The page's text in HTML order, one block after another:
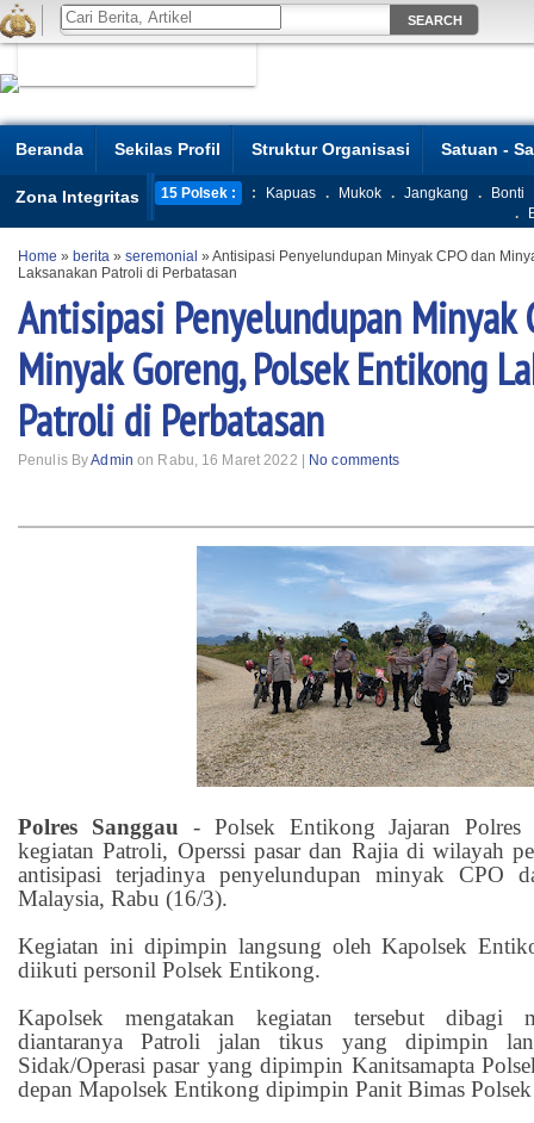
Beranda Sekilas Profil Struktur Organisasi Satuan -
Zona Integritas 15 Polsek : : Kapuas . Mukok . Jangkang .
Bonti
.
Home » berita » seremonial » Antisipasi Penyelundupan Minyak CPO dan
Laksanakan Patroli di Perbatasan
Antisipasi Penyelundupan Minyak
Minyak Goreng, Polsek Entikong
Patroli di Perbatasan
Penulis ByAdmin on Rabu, 16 Maret 2022 | No comments
Polres Sanggau - Polsek Entikong Jajaran Polres
kegiatan Patroli, Operssi pasar dan Rajia di wilayah
antisipasi terjadinya penyelundupan minyak CPO
Malaysia, Rabu (16/3).
Kegiatan ini dipimpin langsung oleh Kapolsek
diikuti personil Polsek Entikong.
Kapolsek mengatakan kegiatan tersebut dibagi
diantaranya Patroli jalan tikus yang dipimpin
Sidak/Operasi pasar yang dipimpin Kanitsamapta
depan Mapolsek Entikong dipimpin Panit Bimas